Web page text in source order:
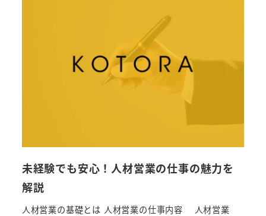
未経験でも安心！人材営業の仕事の魅力を
解説
人材営業の基礎とは 人材営業の仕事内容 人材営業